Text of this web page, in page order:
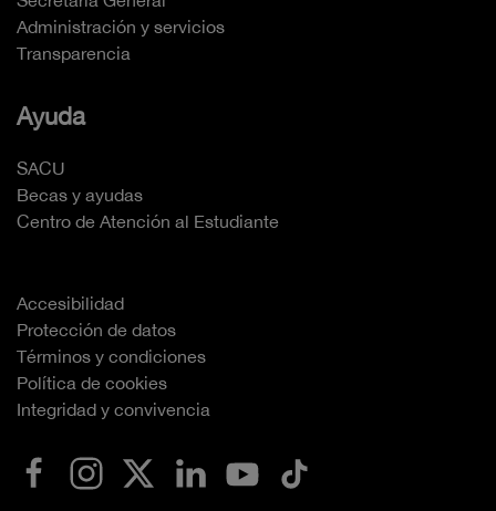
Administración y servicios
Transparencia
Ayuda
SACU
Becas y ayudas
Centro de Atención al Estudiante
Accesibilidad
Protección de datos
Términos y condiciones
Política de cookies
Integridad y convivencia